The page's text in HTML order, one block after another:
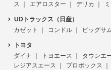
ス
エアロスター デリカ
UDトラックス（日産）
カゼット
コンドル ビッグサ
トヨタ
ダイナ
トヨエース タウンエ
レジアスエース
プロボックス